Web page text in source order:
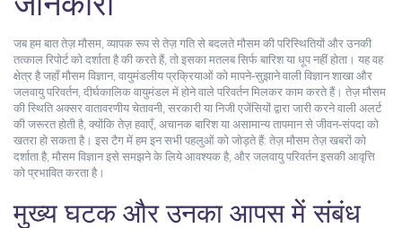
जब हम बाततेज़ मौसम व्यापक रूप से तेज़ गति से बदलते मौसम की परिस्थितियों और उनकी
तत्काल रिपोर्ट को दर्शाता हैकी करते हैं, तो इसका मतलब सिर्फ बारिश या धूप नहीं होता। यह वह
क्षेत्र है जहाँमौसम विज्ञान, वायुमंडलीय प्रक्रियाओं को मापने‑सुझाने वाली विज्ञान शाखाऔर
जलवायु परिवर्तन, दीर्घकालिक वायुमंडल में होने वाले परिवर्तनमिलकर काम करते हैं। तेज़ मौसम
की स्थिति अक्सरवातावरणीय चेतावनी सरकारी या निजी एजेंसियों द्वारा जारी करने वाली अलर्ट
की जरूरत होती है, क्योंकि तेज़ हवाएँ, अचानक बारिश या असामान्य तापमान से जीवन‑संपदा को
खतरा हो सकता है। इस टैग में हम इन सभी पहलुओं को जोड़ते हैं: तेज़ मौसम तेज़ खबरों को
दर्शाता है, मौसम विज्ञान इसे समझने के लिये आवश्यक है, और जलवायु परिवर्तन इसकी आवृत्ति
को प्रभावित करता है।
मुख्य घटक और उनका आपस में संबंध